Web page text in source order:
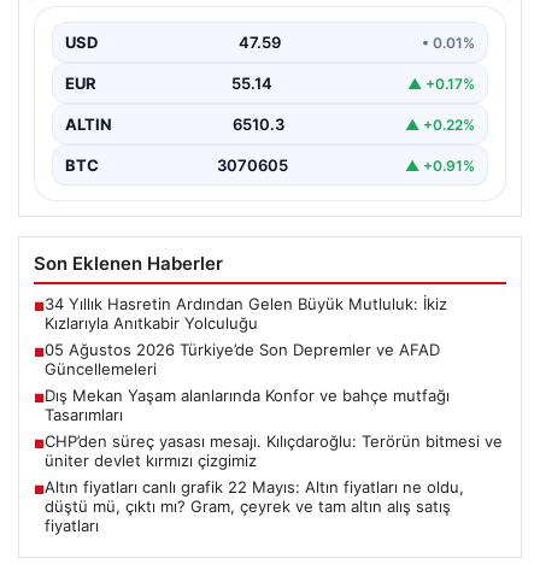
05 Ağustos 2026 tarihinde gerçekleşen depremlerle
ilgili son…
USD 47.59 • 0.01%
EUR 55.14 ▲ +0.17%
ALTIN 6510.3 ▲ +0.22%
BTC 3070605 ▲ +0.91%
Son Eklenen Haberler
■34 Yıllık Hasretin Ardından Gelen Büyük Mutluluk: İkiz
Kızlarıyla Anıtkabir Yolculuğu
■05 Ağustos 2026 Türkiye’de Son Depremler ve AFAD
Güncellemeleri
■Dış Mekan Yaşam alanlarında Konfor ve bahçe mutfağı
Tasarımları
■CHP’den süreç yasası mesajı. Kılıçdaroğlu: Terörün bitmesi ve
üniter devlet kırmızı çizgimiz
■Altın fiyatları canlı grafik 22 Mayıs: Altın fiyatları ne oldu,
düştü mü, çıktı mı? Gram, çeyrek ve tam altın alış satış
fiyatları